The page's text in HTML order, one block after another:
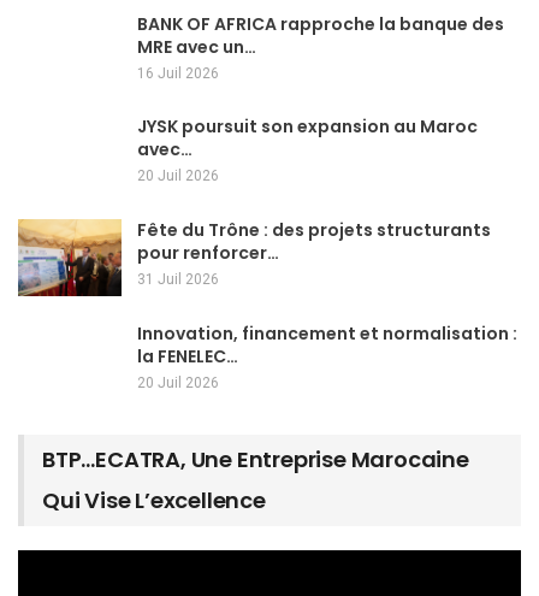
BANK OF AFRICA rapproche la banque des
MRE avec un…
16 Juil 2026
JYSK poursuit son expansion au Maroc
avec…
20 Juil 2026
Fête du Trône : des projets structurants
pour renforcer…
31 Juil 2026
Innovation, financement et normalisation :
la FENELEC…
20 Juil 2026
BTP…ECATRA, Une Entreprise Marocaine
Qui Vise L’excellence